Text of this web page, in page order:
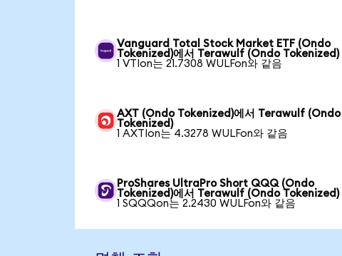
Vanguard Total Stock Market ETF (Ondo
Tokenized)에서 Terawulf (Ondo Tokenized)
1 VTIon는 21.7308 WULFon와 같음
AXT (Ondo Tokenized)에서 Terawulf (Ondo
Tokenized)
1 AXTIon는 4.3278 WULFon와 같음
ProShares UltraPro Short QQQ (Ondo
Tokenized)에서 Terawulf (Ondo Tokenized)
1 SQQQon는 2.2430 WULFon와 같음